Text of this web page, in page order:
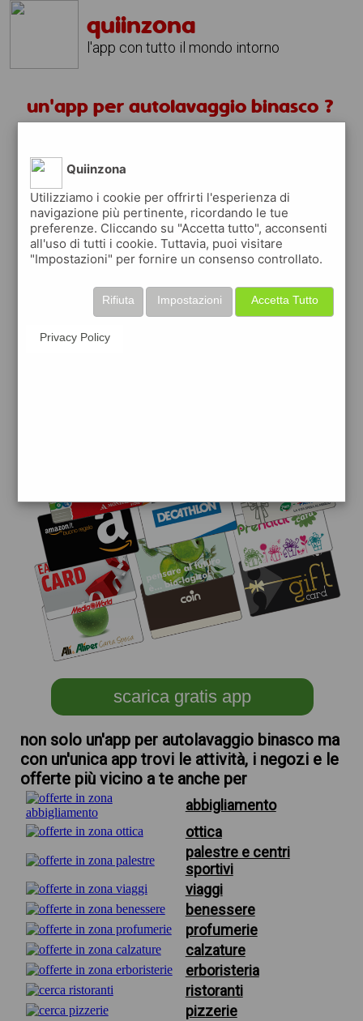
quiinzona
l'app con tutto il mondo intorno
un'app per autolavaggio binasco ?
quiinzona è una app
gratuita
che ti aiuta se cerchi 'un'app per
autolavaggio binasco ? ' e che ti premia
ogni volta che la usi
raccogli punti da convertire inbuoni sconto
o gift card
per fare la spesa, fare
scarica gratis app
non solo un'app per autolavaggio binasco ma
con un'unica app trovi le attività, i negozi e le
offerte più vicino a te anche per
abbigliamento
ottica
palestre e centri
sportivi
viaggi
benessere
profumerie
calzature
erboristeria
ristoranti
pizzerie
Quiinzona
Utilizziamo i cookie per offrirti l'esperienza di
navigazione più pertinente, ricordando le tue
preferenze. Cliccando su "Accetta tutto", acconsenti
all'uso di tutti i cookie. Tuttavia, puoi visitare
"Impostazioni" per fornire un consenso controllato.
Accetta Tutto
Impostazioni
Rifiuta
Privacy Policy